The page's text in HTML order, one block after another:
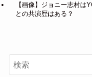
【画像】ジョニー志村は
との共演歴はある？